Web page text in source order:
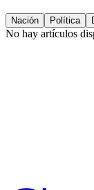
Nación Política
No hay artículos